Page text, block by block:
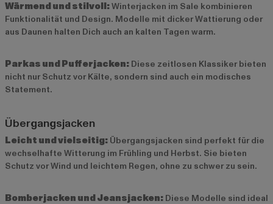
Wärmend und stilvoll:Winterjacken im Sale kombinieren
Funktionalität und Design. Modelle mit dicker Wattierung oder
aus Daunen halten Dich auch an kalten Tagen warm.
Parkas und Pufferjacken: Diese zeitlosen Klassiker bieten
nicht nur Schutz vor Kälte, sondern sind auch ein modisches
Statement.
Übergangsjacken
Leicht und vielseitig: Übergangsjacken sind perfekt für die
wechselhafte Witterung im Frühling und Herbst. Sie bieten
Schutz vor Wind und leichtem Regen, ohne zu schwer zu sein.
Bomberjacken und Jeansjacken: Diese Modelle sind ideal